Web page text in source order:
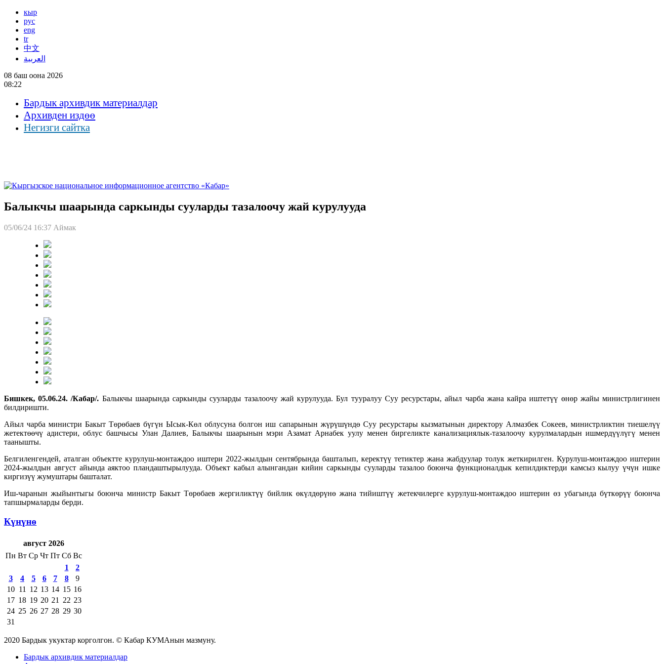
кыр
рус
eng
tr
中文
العربية
08 баш оона 2026
08:22
Бардык архивдик материалдар
Архивден издөө
Негизги сайтка
Балыкчы шаарында саркынды сууларды тазалоочу жай курулууда
05/06/24 16:37 Аймак
Бишкек, 05.06.24. /Кабар/. Балыкчы шаарында саркынды сууларды тазалоочу жай курулууда. Бул тууралуу Суу ресурстары, айыл чарба жана кайра иштетүү өнөр жайы министрлигинен
билдиришти.
Айыл чарба министри Бакыт Төрөбаев бүгүн Ысык-Көл облусуна болгон иш сапарынын жүрүшүндө Суу ресурстары кызматынын директору Алмазбек Сокеев, министрликтин тиешелүү
жетектөөчү адистери, облус башчысы Улан Далиев, Балыкчы шаарынын мэри Азамат Арнабек уулу менен биргеликте канализациялык-тазалоочу курулмалардын ишмердүүлүгү менен
таанышты.
Белгиленгендей, аталган объектте курулуш-монтаждоо иштери 2022-жылдын сентябрында башталып, керектүү тетиктер жана жабдуулар толук жеткирилген. Курулуш-монтаждоо иштерин
2024-жылдын август айында аяктоо пландаштырылууда. Объект кабыл алынгандан кийин саркынды сууларды тазалоо боюнча функционалдык кепилдиктерди камсыз кылуу үчүн ишке
киргизүү жумуштары башталат.
Иш-чаранын жыйынтыгы боюнча министр Бакыт Төрөбаев жергиликтүү бийлик өкүлдөрүнө жана тийиштүү жетекчилерге курулуш-монтаждоо иштерин өз убагында бүткөрүү боюнча
тапшырмаларды берди.
Күнүнө
август 2026
Пн Вт Ср Чт Пт Сб Вс
1
2
3
4 5 6 7 8
9
10 11 12 13 14 15 16
17 18 19 20 21 22 23
24 25 26 27 28 29 30
31
2020 Бардык укуктар корголгон. © Кабар КУМАнын мазмуну.
Бардык архивдик материалдар